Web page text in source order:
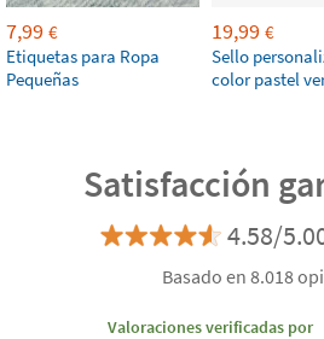
7,99 €
Etiquetas para Ropa
Pequeñas
19,99 €
Sello
color pastel
Satisfacción
4.58/
Basado en 8.018
Valoraciones verificadas por